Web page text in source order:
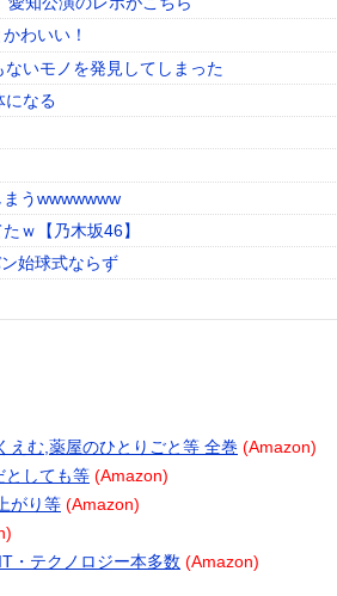
わいい！
いモノを発見してしまった
になる
うwwwwwww
ｗ【乃木坂46】
始球式ならず
ｗ
ｗ【乃木坂46】
えむ,薬屋のひとりごと等 全巻 (Amazon)
としても等 (Amazon)
がり等 (Amazon)
・テクノロジー本多数 (Amazon)